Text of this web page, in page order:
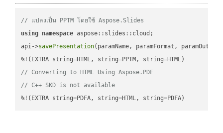
// แปลงเป็น PPTM โดยใช้ Aspose.Slides
using namespace aspose::slides::cloud;
api->savePresentation(paramName, paramFormat,
// Converting to HTML Using Aspose.PDF
// C++ SKD is not available
%!(EXTRA string=PDFA, string=HTML, string=PDFA)